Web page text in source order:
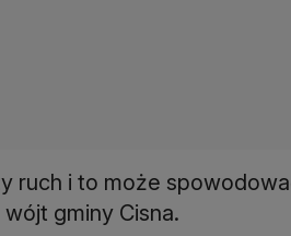
ruch i to może
gminy Cisna.